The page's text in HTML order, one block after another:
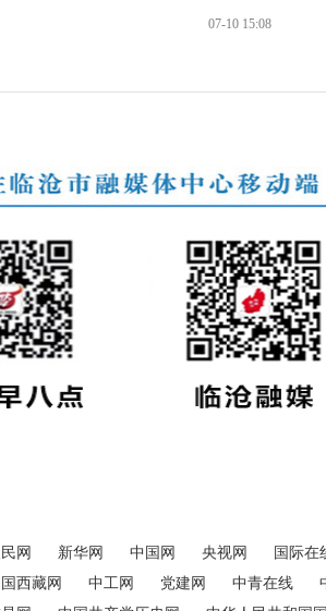
07-10 15:08
网 新华网 中国网 央视网
国际在
西藏网
中工网 党建网 中青在线